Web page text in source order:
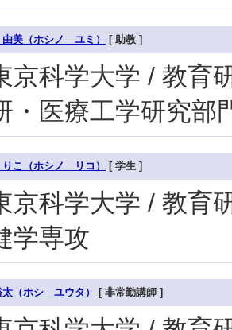
美（ホシノ ユミ） [ 助教 ]
京科学大学 / 教育
・医療工学研究部
こ（ホシノ リコ） [ 学生 ]
京科学大学 / 教育
学専攻
（ホシ ユウタ） [ 非常勤講師 ]